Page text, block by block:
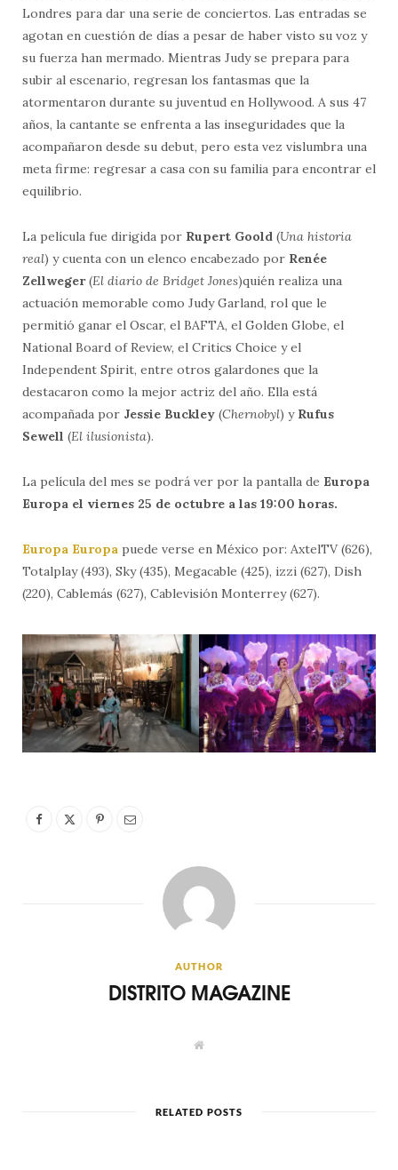
Londres para dar una serie de conciertos. Las entradas se
agotan en cuestión de días a pesar de haber visto su voz y
su fuerza han mermado. Mientras Judy se prepara para
subir al escenario, regresan los fantasmas que la
atormentaron durante su juventud en Hollywood. A sus 47
años, la cantante se enfrenta a las inseguridades que la
acompañaron desde su debut, pero esta vez vislumbra una
meta firme: regresar a casa con su familia para encontrar el
equilibrio.
La película fue dirigida por Rupert Goold (Una historia
real) y cuenta con un elenco encabezado por Renée
Zellweger(El diario de Bridget Jones)quién realiza una
actuación memorable como Judy Garland, rol que le
permitió ganar el Oscar, el BAFTA, el Golden Globe, el
National Board of Review, el Critics Choice y el
Independent Spirit, entre otros galardones que la
destacaron como la mejor actriz del año. Ella está
acompañada por Jessie Buckley (Chernobyl) y Rufus
Sewell (El ilusionista).
La película del mes se podrá ver por la pantalla de Europa
Europa el viernes 25 de octubre a las 19:00 horas.
Europa Europa puede verse en México por: AxtelTV (626),
Totalplay (493), Sky (435), Megacable (425), izzi (627), Dish
(220), Cablemás (627), Cablevisión Monterrey (627).
AUTHOR
DISTRITO MAGAZINE
W
RELATED POSTS